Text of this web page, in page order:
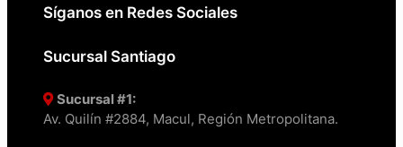
Síganos en Redes Sociales
Sucursal Santiago
Sucursal #1:
Av. Quilín #2884, Macul, Región Metropolitana.